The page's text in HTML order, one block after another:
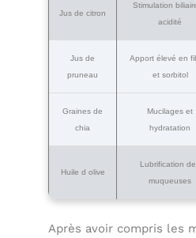
Jus de citron
Stimulation
acidité
Jus de
pruneau
Apport élevé en
et sorbitol
Graines de
chia
Mucilages et
hydratation
Huile d olive
Lubrification
muqueuses
Après avoir compris les